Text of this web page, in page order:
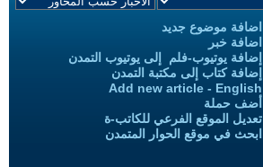
اضافة موضوع جديد
اضافة خبر
إضافة يوتيوب-فلم إلى يوتيوب التمدن
إضافة كتاب إلى مكتبة التمدن
Add new article - English
أضف حملة
تعديل الموقع الفرعي للكاتب-ة
ابحث في موقع الحوار المتمدن